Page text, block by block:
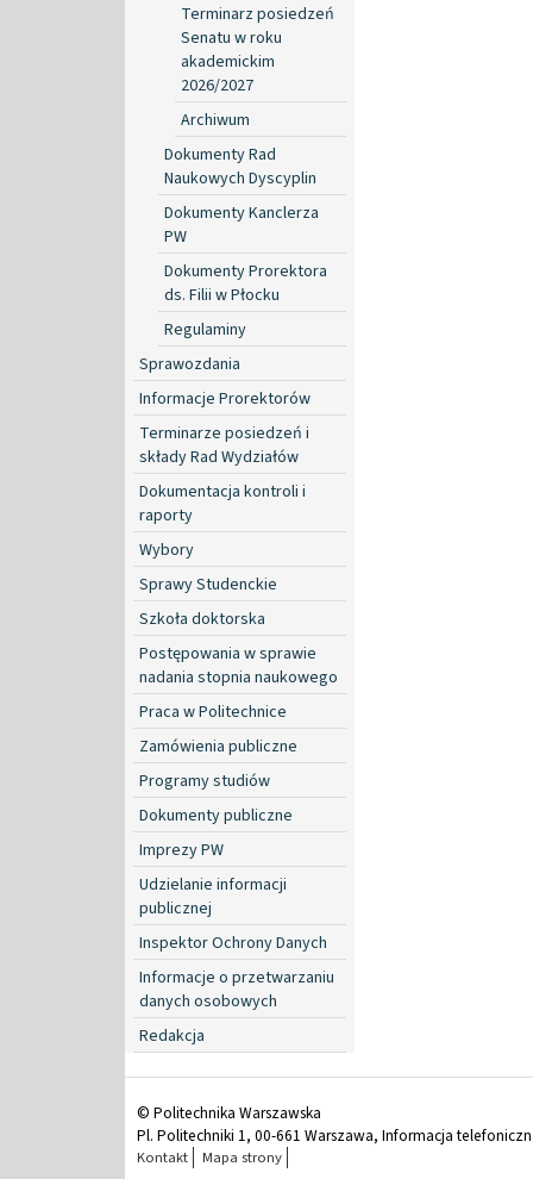
Terminarz posiedzeń
Senatu w roku
akademickim
2026/2027
Archiwum
Dokumenty Rad
Naukowych Dyscyplin
Dokumenty Kanclerza
PW
Dokumenty Prorektora
ds. Filii w Płocku
Regulaminy
Sprawozdania
Informacje Prorektorów
Terminarze posiedzeń i
składy Rad Wydziałów
Dokumentacja kontroli i
raporty
Wybory
Sprawy Studenckie
Szkoła doktorska
Postępowania w sprawie
nadania stopnia naukowego
Praca w Politechnice
Zamówienia publiczne
Programy studiów
Dokumenty publiczne
Imprezy PW
Udzielanie informacji
publicznej
Inspektor Ochrony Danych
Informacje o przetwarzaniu
danych osobowych
Redakcja
© Politechnika Warszawska
Pl. Politechniki 1, 00-661 Warszawa, Informacja
Kontakt Mapa strony